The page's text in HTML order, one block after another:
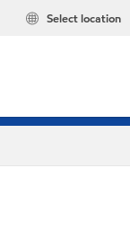
Select location